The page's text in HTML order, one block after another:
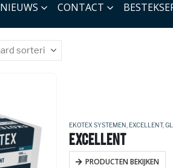
NIEUWS CONTACT
EKOTEX SYSTEMEN EXCELLENT,
EXCELLENT
PRODUCTEN BEKIJKEN